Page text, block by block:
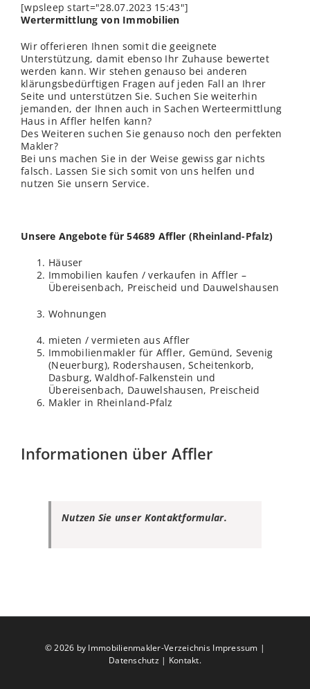
[wpsleep start="28.07.2023 15:43"]
Wertermittlung von Immobilien
Wir offerieren Ihnen somit die geeignete
Unterstützung, damit ebenso Ihr Zuhause bewertet
werden kann. Wir stehen genauso bei anderen
klärungsbedürftigen Fragen auf jeden Fall an Ihrer
Seite und unterstützen Sie. Suchen Sie weiterhin
jemanden, der Ihnen auch in Sachen Werteermittlung
Haus in Affler helfen kann?
Des Weiteren suchen Sie genauso noch den perfekten
Makler?
Bei uns machen Sie in der Weise gewiss gar nichts
falsch. Lassen Sie sich somit von uns helfen und
nutzen Sie unsern Service.
Unsere Angebote für 54689 Affler (Rheinland-Pfalz)
Häuser
Immobilien kaufen / verkaufen in Affler –
Übereisenbach, Preischeid und Dauwelshausen
Wohnungen
mieten / vermieten aus Affler
Immobilienmakler für Affler, Gemünd, Sevenig
(Neuerburg), Rodershausen, Scheitenkorb,
Dasburg, Waldhof-Falkenstein und
Übereisenbach, Dauwelshausen, Preischeid
Makler in Rheinland-Pfalz
Informationen über Affler
Nutzen Sie unser Kontaktformular.
©2026 by Immobilienmakler-Verzeichnis Impressum |
Datenschutz| Kontakt.